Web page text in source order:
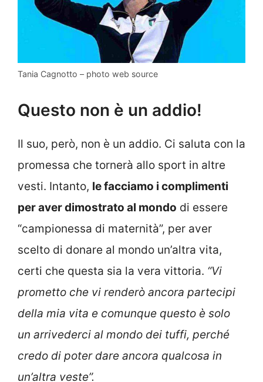
Tania Cagnotto – photo web source
Questo non è un addio!
Il suo, però, non è un addio. Ci saluta con la
promessa che tornerà allo sport in altre
vesti. Intanto, le facciamo i complimenti
per aver dimostrato al mondo di essere
“campionessa di maternità”, per aver
scelto di donare al mondo un’altra vita,
certi che questa sia la vera vittoria. “Vi
prometto che vi renderò ancora partecipi
della mia vita e comunque questo è solo
un arrivederci al mondo dei tuffi, perché
credo di poter dare ancora qualcosa in
un’altra veste”.